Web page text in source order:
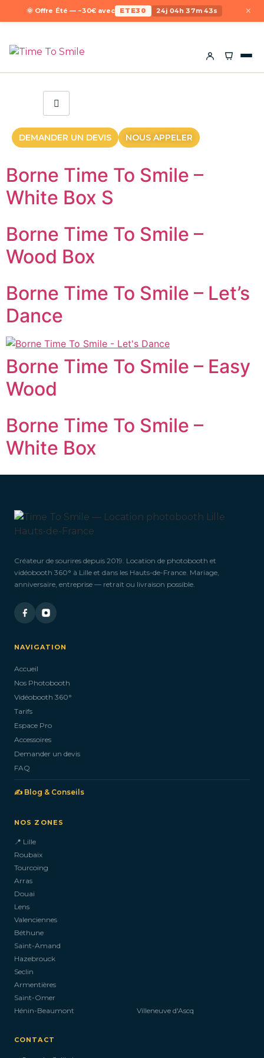
🌞 Offre Été — −30€ avec ETE30 24j 04h 37m 43s ×
DEMANDER UN DEVIS NOUS APPELER
Borne Time To Smile –
White Box S
Borne Time To Smile –
Wood Box
Borne Time To Smile – Let’s
Dance
Borne Time To Smile – Easy
Wood
Borne Time To Smile –
White Box
Créateur de sourires depuis 2019. Location de photobooth et
vidéobooth 360° à Lille et dans les Hauts-de-France. Mariage,
anniversaire, entreprise — retrait ou livraison possible.
NAVIGATION
Accueil
Nos Photobooth
Vidéobooth 360°
Tarifs
Espace Pro
Accessoires
Demander un devis
FAQ
✍️ Blog & Conseils
NOS ZONES
📍 Lille
Roubaix
Tourcoing
Arras
Douai
Lens
Valenciennes
Béthune
Saint-Amand
Hazebrouck
Seclin
Armentières
Saint-Omer
Hénin-Beaumont
Villeneuve d'Ascq
CONTACT